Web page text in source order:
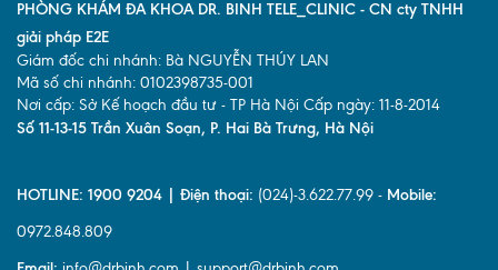
PHÒNG KHÁM ĐA KHOA DR. BINH TELE_CLINIC - CN cty TNHH
giải pháp E2E
Giám đốc chi nhánh: Bà NGUYỄN THÚY LAN
Mã số chi nhánh: 0102398735-001
Nơi cấp: Sở Kế hoạch đầu tư - TP Hà Nội Cấp ngày: 11-8-2014
Số 11-13-15 Trần Xuân Soạn, P. Hai Bà Trưng, Hà Nội
HOTLINE: 1900 9204 | Điện thoại: (024)-3.622.77.99 - Mobile:
0972.848.809